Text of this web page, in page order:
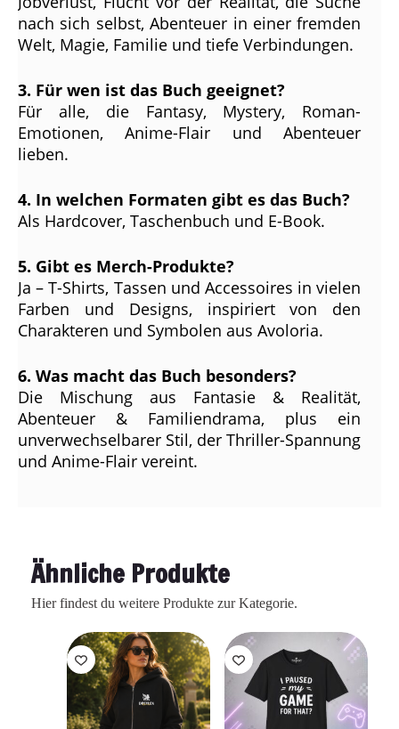
nach sich selbst, Abenteuer in einer fremden
Welt, Magie, Familie und tiefe Verbindungen.
3. Für wen ist das Buch geeignet?
Für alle, die Fantasy, Mystery, Roman-
Emotionen, Anime-Flair und Abenteuer
lieben.
4. In welchen Formaten gibt es das Buch?
Als Hardcover, Taschenbuch und E-Book.
5. Gibt es Merch-Produkte?
Ja – T-Shirts, Tassen und Accessoires in vielen
Farben und Designs, inspiriert von den
Charakteren und Symbolen aus Avoloria.
6. Was macht das Buch besonders?
Die Mischung aus Fantasie & Realität,
Abenteuer & Familiendrama, plus ein
unverwechselbarer Stil, der Thriller-Spannung
und Anime-Flair vereint.
Ähnliche Produkte
Hier findest du weitere Produkte zur Kategorie.